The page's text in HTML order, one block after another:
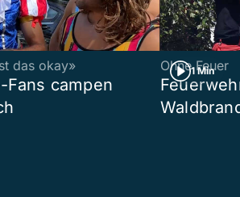
das okay»
campen
1 Min
Ohne Feuer